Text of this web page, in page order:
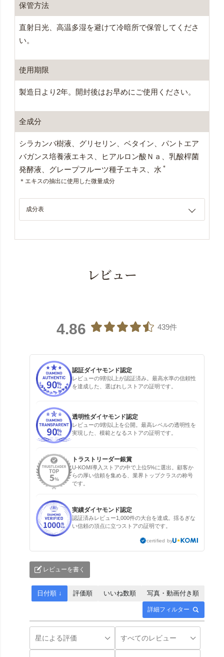
保管方法
直射日光、高温多湿を避けて冷暗所で保管してくださ
い。
使用期限
製造日より2年。開封後はお早めにご使用ください。
全成分
シラカンバ樹液、グリセリン、ベタイン、パントエア
バガンス培養液エキス、ヒアルロン酸Ｎａ、乳酸桿菌
発酵液、グレープフルーツ種子エキス、水 ＊
＊エキスの抽出に使用した微量成分
成分表
レビュー
4.86 439件
認証ダイヤモンド認定
レビューの9割以上が認証済み。最高水準の信頼性
を達成した、選ばれしストアの証明です。
透明性ダイヤモンド認定
レビューの9割以上を公開。最高レベルの透明性を
実現した、模範となるストアの証明です。
トラストリーダー銀賞
U-KOMI導入ストアの中で上位5%に選出。顧客か
らの厚い信頼を集める、業界トップクラスの称号
です。
実績ダイヤモンド認定
認証済みレビュー1,000件の大台を達成。揺るぎな
い信頼の頂点に立つストアの証明です。
certified by
レビューを書く
詳細フィルター
日付順 ↓ 評価順 いいね数順 写真・動画付き順